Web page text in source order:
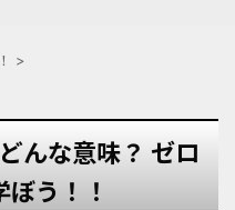
>
んな意味？ ゼロ
う！！